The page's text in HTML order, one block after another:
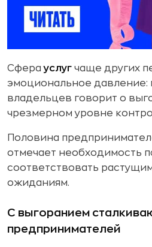
Сферауслуг чаще других
эмоциональное давление:
владельцев говорит о
чрезмерном уровне
Половина
отмечает необходимость
соответствовать
ожиданиям.
С выгоранием
предпринимателей